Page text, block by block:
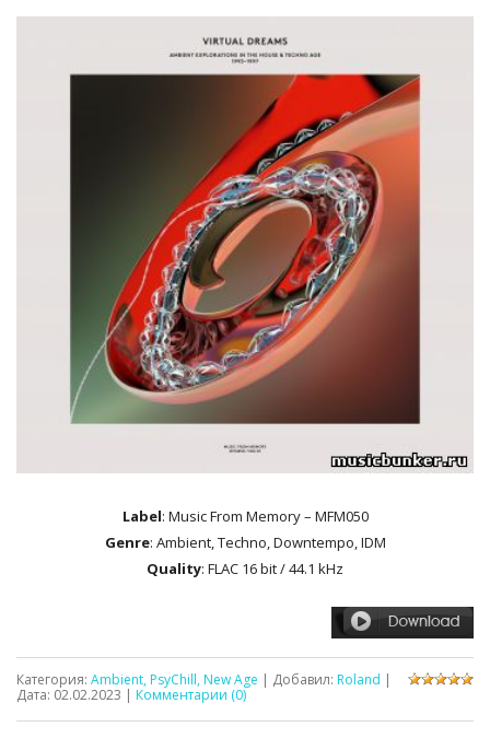
Label: Music From Memory – MFM050
Genre: Ambient, Techno, Downtempo, IDM
Quality: FLAC 16 bit / 44.1 kHz
Категория: Ambient, PsyChill, New Age | Добавил: Roland |
Дата: 02.02.2023 | Комментарии (0)